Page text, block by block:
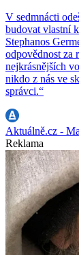
V sedmnácti
budovat vlastní
Stephanos
odpovědnost za
nejkrásnějších
nikdo z nás ve
správci.“
Aktuálně.cz -
Reklama